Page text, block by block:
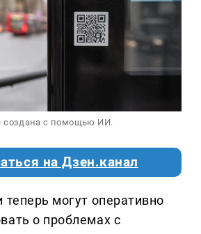
создана с помощью ИИ.
на Дзен.канал
могут оперативно
о проблемах с